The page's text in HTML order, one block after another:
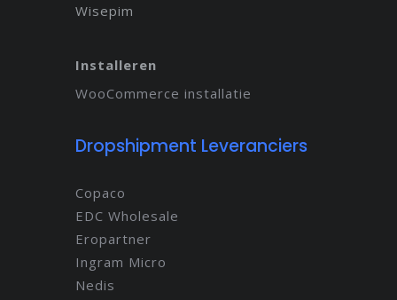
Wisepim
Installeren
WooCommerce installatie
Dropshipment Leveranciers
Copaco
EDC Wholesale
Eropartner
Ingram Micro
Nedis